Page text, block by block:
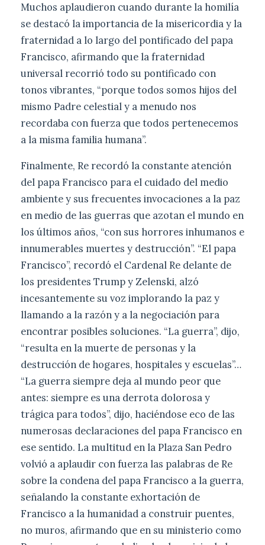
Muchos aplaudieron cuando durante la homilía
se destacó la importancia de la misericordia y la
fraternidad a lo largo del pontificado del papa
Francisco, afirmando que la fraternidad
universal recorrió todo su pontificado con
tonos vibrantes, “porque todos somos hijos del
mismo Padre celestial y a menudo nos
recordaba con fuerza que todos pertenecemos
a la misma familia humana”.
Finalmente, Re recordó la constante atención
del papa Francisco para el cuidado del medio
ambiente y sus frecuentes invocaciones a la paz
en medio de las guerras que azotan el mundo en
los últimos años, “con sus horrores inhumanos e
innumerables muertes y destrucción”. “El papa
Francisco”, recordó el Cardenal Re delante de
los presidentes Trump y Zelenski, alzó
incesantemente su voz implorando la paz y
llamando a la razón y a la negociación para
encontrar posibles soluciones. “La guerra”, dijo,
“resulta en la muerte de personas y la
destrucción de hogares, hospitales y escuelas”…
“La guerra siempre deja al mundo peor que
antes: siempre es una derrota dolorosa y
trágica para todos”, dijo, haciéndose eco de las
numerosas declaraciones del papa Francisco en
ese sentido. La multitud en la Plaza San Pedro
volvió a aplaudir con fuerza las palabras de Re
sobre la condena del papa Francisco a la guerra,
señalando la constante exhortación de
Francisco a la humanidad a construir puentes,
no muros, afirmando que en su ministerio como